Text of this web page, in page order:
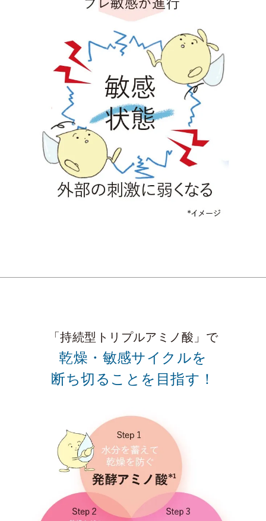
「持続型トリプルアミノ酸」で
乾燥・敏感サイクルを
断ち切ることを目指す！